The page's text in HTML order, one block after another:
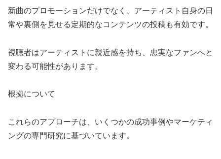
新曲のプロモーションだけでなく、アーティスト自身の日
常や裏側を見せる定期的なコンテンツの投稿も有効です。
視聴者はアーティストに親近感を持ち、忠実なファンへと
変わる可能性があります。
根拠について
これらのアプローチは、いくつかの成功事例やマーケティ
ングの専門研究に基づいています。